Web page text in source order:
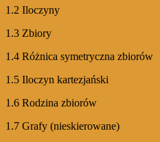
1.2 Iloczyny
1.3 Zbiory
1.4 Różnica symetryczna zbiorów
1.5 Iloczyn kartezjański
1.6 Rodzina zbiorów
1.7 Grafy (nieskierowane)